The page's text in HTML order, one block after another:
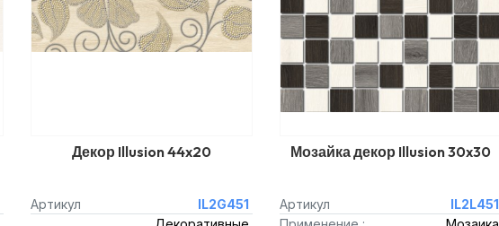
Декор Illusion 44x20
Артикул
IL2G451
Мозайка декор Illusion 30x30
Артикул
IL2L451